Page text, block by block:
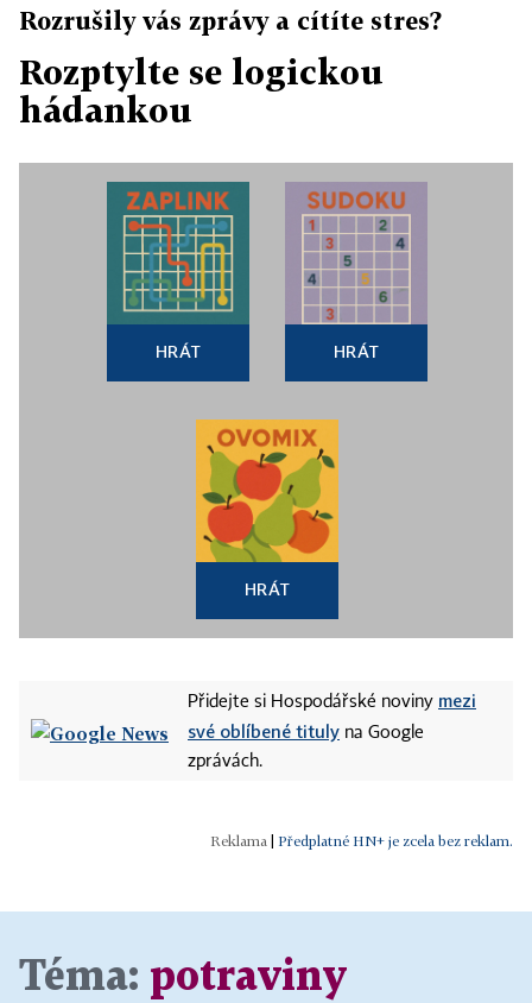
Rozrušily vás zprávy a cítíte stres?
Rozptylte se logickou
hádankou
HRÁT HRÁT
HRÁT
Přidejte si Hospodářské noviny mezi
své oblíbené tituly na Google
zprávách.
Předplatné HN+ je zcela bez reklam.
Téma: potraviny